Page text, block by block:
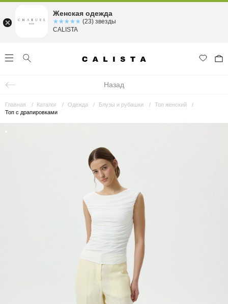
Назад
Главная Каталог Одежда Блузы и рубашки
Топ женский
Топ с драпировками
Женская одежда
☆☆☆☆☆
★★★★★ (23) звезды
CALISTA